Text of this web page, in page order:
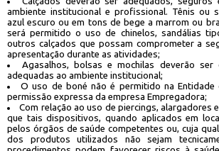
ambiente institucional e profissional. Tênis ou
azul escuro ou em tons de bege a marrom ou
será permitido o uso de chinelos, sandálias
outros calçados que possam comprometer a
apresentação durante as atividades;
Agasalhos, bolsas e mochilas deverão
adequadas ao ambiente institucional;
O uso de boné não é permitido na Entidade
permissão expressa da empresa Empregadora;
Com relação ao uso de piercings, alargadores
que tais dispositivos, quando aplicados em
pelos órgãos de saúde competentes ou, cuja
dos produtos utilizados não sejam